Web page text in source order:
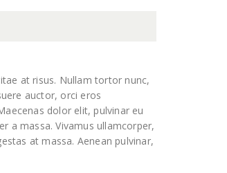
at risus. Nullam tortor nunc,
auctor, orci eros
dolor elit, pulvinar eu
a massa. Vivamus ullamcorper,
at massa. Aenean pulvinar,